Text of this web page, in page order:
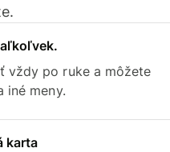
vždy po ruke a môžete
iné meny.
karta